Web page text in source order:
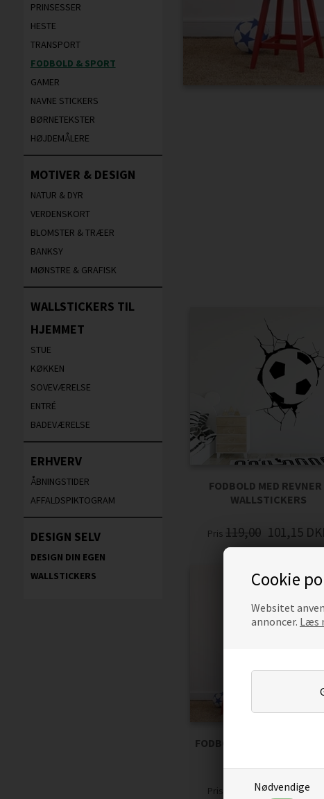
Cookie
Websitet
annoncer. Læs
Nødvendige
PRINSESSER
HESTE
TRANSPORT
FODBOLD & SPORT
GAMER
NAVNE STICKERS
BØRNETEKSTER
HØJDEMÅLERE
MOTIVER & DESIGN
NATUR & DYR
VERDENSKORT
BLOMSTER & TRÆER
BANKSY
MØNSTRE & GRAFISK
WALLSTICKERS TIL
HJEMMET
STUE
KØKKEN
SOVEVÆRELSE
ENTRÉ
BADEVÆRELSE
ERHVERV
ÅBNINGSTIDER
AFFALDSPIKTOGRAM
DESIGN SELV
DESIGN DIN EGEN
WALLSTICKERS
FODBOLD MED REVNER
WALLSTICKERS
Pris 119,00 101,15
FODBOLDSPILLER MED
Pris 229,00 194,65DKK